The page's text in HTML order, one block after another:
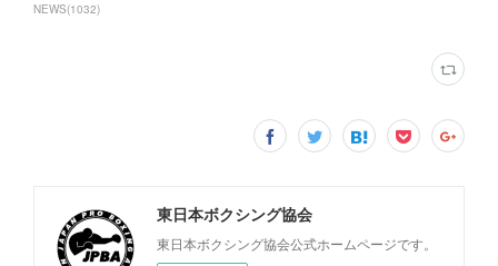
NEWS(1032)
東日本ボクシング協会
東日本ボクシング協会公式ホームページです。